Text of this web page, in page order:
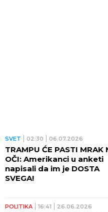
SVET 02:30 06.07.2026
TRAMPU ĆE PASTI MRAK
OČI: Amerikanci u anketi
napisali da im je DOSTA
SVEGA!
POLITIKA 16:41 26.06.2026